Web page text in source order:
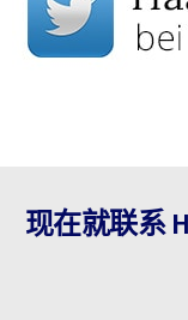
现在就联系